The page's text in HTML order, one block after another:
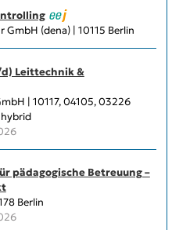
(dena) | 10115 Berlin
Leittechnik &
| 10117, 04105, 03226
hybrid
pädagogische Betreuung –
Berlin